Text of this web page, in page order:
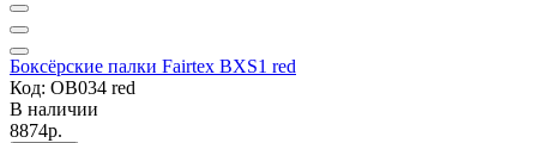
Боксёрские палки Fairtex BXS1 red
Код: OB034 red
В наличии
8874р.